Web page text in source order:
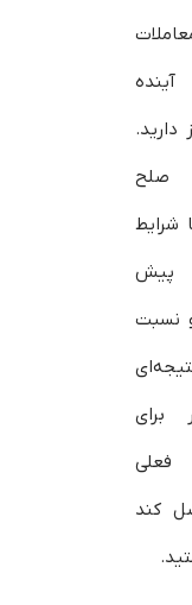
دارید.
صلح
شرایط
پیش
نسبت
برای
فعلی
کند